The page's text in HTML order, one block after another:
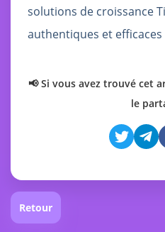
solutions de croissance
authentiques et efficaces
📢 Si vous avez trouvé cet
le
Retour